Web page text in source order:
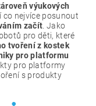
výukových
co nejvíce posunout
začít . Jako
pro děti, které
tvoření z kostek
pro platformu
pro platformy
s produkty